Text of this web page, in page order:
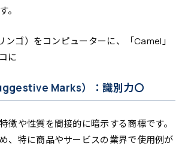
。
ゴ）をコンピューターに、「Camel」
に
Marks）：識別力〇
徴や性質を間接的に暗示する商標です。
、特に商品やサービスの業界で使用例が